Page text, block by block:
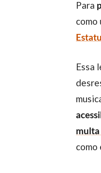
Para
como
Essa lei reitera diversos pontos relacionados à acessibilidade e acessibilidade digital, que vão desde penalizar quem
multa
como